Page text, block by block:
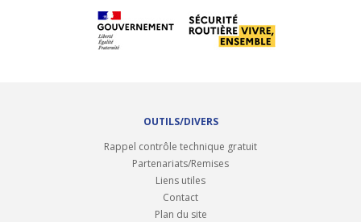
OUTILS/DIVERS
Rappel contrôle technique gratuit
Partenariats/Remises
Liens utiles
Contact
Plan du site